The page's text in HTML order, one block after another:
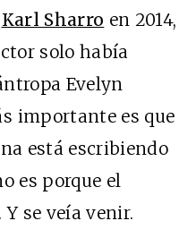
Karl Sharro en 2014,
solo había
Evelyn
importante es que
está escribiendo
es porque el
se veía venir.